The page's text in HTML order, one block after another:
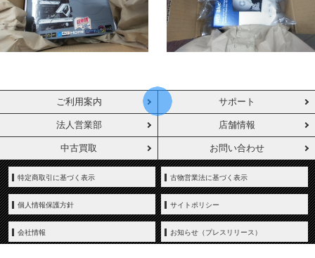
ご利用案内 サポート
法人営業部 店舗情報
中古買取 お問い合わせ
特定商取引に基づく表示 古物営業法に基づく表示
個人情報保護方針 サイトポリシー
会社情報 お知らせ（プレスリリース）